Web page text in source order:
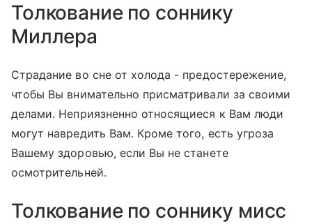
Толкование по соннику
Миллера
Страдание во сне от холода - предостережение,
чтобы Вы внимательно присматривали за своими
делами. Неприязненно относящиеся к Вам люди
могут навредить Вам. Кроме того, есть угроза
Вашему здоровью, если Вы не станете
осмотрительней.
Толкование по соннику мисс